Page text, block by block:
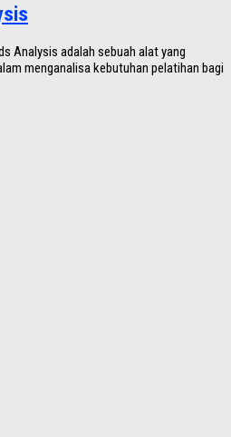
Analysis adalah sebuah alat yang
menganalisa kebutuhan pelatihan bagi